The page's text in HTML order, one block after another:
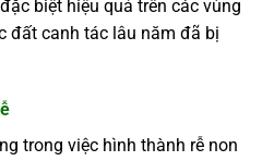
biệt hiệu quả trên các vùng
đất canh tác lâu năm đã bị
trong việc hình thành rễ non